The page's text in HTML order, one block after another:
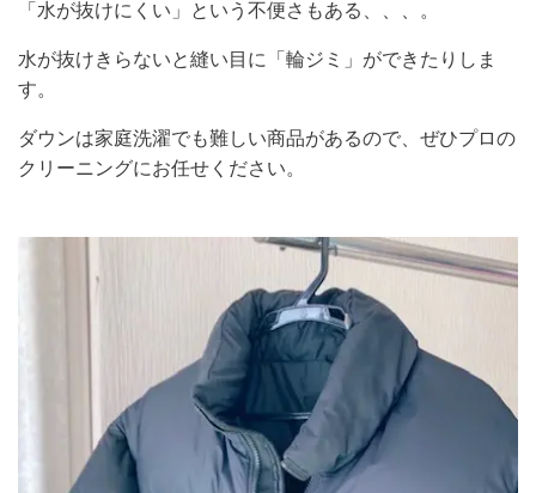
「水が抜けにくい」という不便さもある、、、。
水が抜けきらないと縫い目に「輪ジミ」ができたりしま
す。
ダウンは家庭洗濯でも難しい商品があるので、ぜひプロの
クリーニングにお任せください。